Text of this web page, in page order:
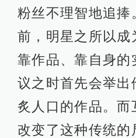
粉丝不理智地追捧
前，明星之所以成
靠作品、靠自身的
议之时首先会举出
炙人口的作品。
改变了这种传统